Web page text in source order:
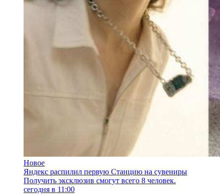
Новое
Яндекс распилил первую Станцию на сувениры
Получить эксклюзив смогут всего 8 человек.
сегодня в 11:00